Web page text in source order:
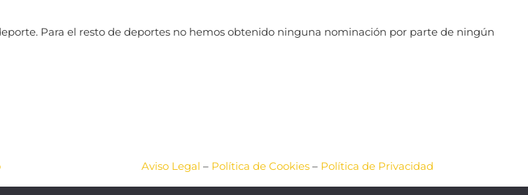
Para el resto de deportes no hemos obtenido ninguna nominación por parte de ningún
Aviso Legal – Política de Cookies – Política de Privacidad